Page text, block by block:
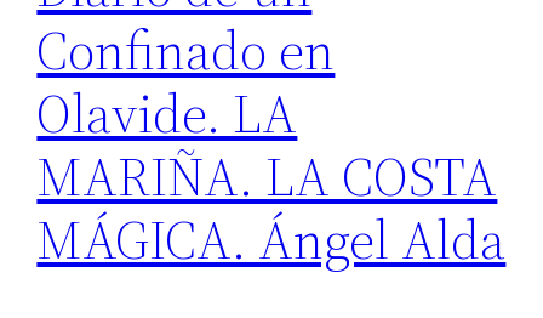
Confinado en
Olavide. LA
MARIÑA. LA COSTA
MÁGICA. Ángel Alda